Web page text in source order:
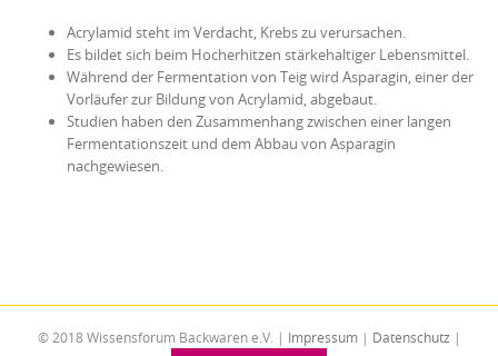
Acrylamid steht im Verdacht, Krebs zu verursachen.
Es bildet sich beim Hocherhitzen stärkehaltiger Lebensmittel.
Während der Fermentation von Teig wird Asparagin, einer der
Vorläufer zur Bildung von Acrylamid, abgebaut.
Studien haben den Zusammenhang zwischen einer langen
Fermentationszeit und dem Abbau von Asparagin
nachgewiesen.
© 2018 Wissensforum Backwaren e.V. | Impressum| Datenschutz |